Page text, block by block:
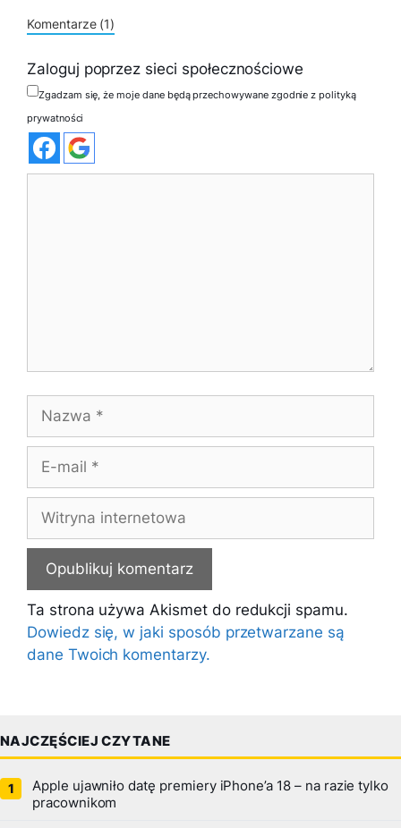
Komentarze (1)
Zaloguj poprzez sieci społecznościowe
Zgadzam się, że moje dane będą przechowywane zgodnie z polityką
prywatności
mail
internetowa
Ta strona używa Akismet do redukcji spamu.
Dowiedz się, w jaki sposób przetwarzane są
dane Twoich komentarzy.
NAJCZĘŚCIEJ CZYTANE
Apple ujawniło datę premiery iPhone’a 18 – na razie tylko
pracownikom